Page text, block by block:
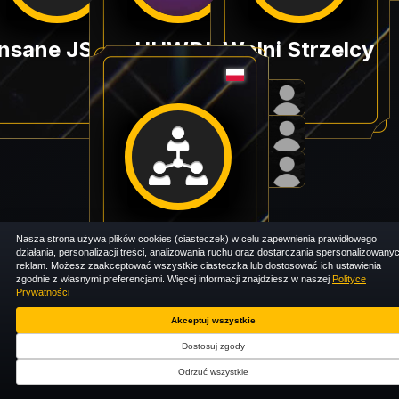
E-nsane JSK in OPEN QUALI BALTIC PLAYGROUND #1HUWDUWolni Strzelcy
RAIGAMING
«
Następna
»
Nasza strona używa plików cookies (ciasteczek) w celu zapewnienia prawidłowego
działania, personalizacji treści, analizowania ruchu oraz dostarczania
reklam. Możesz zaakceptować wszystkie ciasteczka lub dostosować ich ustawienia
zgodnie z własnymi preferencjami. Więcej informacji znajdziesz w naszej Polityce
Prywatności
Akceptuj wszystkie
Dostosuj zgody
Odrzuć wszystkie